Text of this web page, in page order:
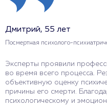
Дмитрий, 55 лет
Посмертная психолого-
Эксперты проявили
во время всего процесса.
объективную оценку
причины его смерти.
психологическому и